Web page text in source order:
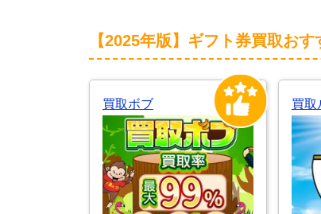
【2025年版】ギフト券買取お
買取ボブ 買取